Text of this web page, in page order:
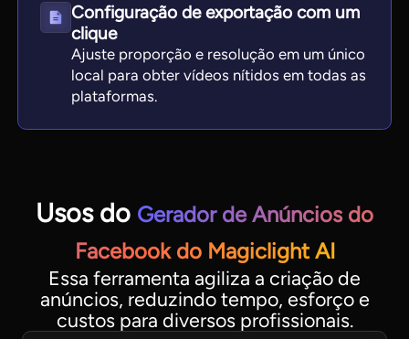
Configuração de exportação com um
clique
Ajuste proporção e resolução em um único
local para obter vídeos nítidos em todas as
plataformas.
Usos do Gerador de Anúncios do
Facebook do Magiclight AI
Essa ferramenta agiliza a criação de
anúncios, reduzindo tempo, esforço e
custos para diversos profissionais.